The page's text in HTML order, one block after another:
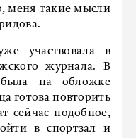
меня такие мысли
участвовала в
журнала. В
на обложке
готова повторить
сейчас подобное,
в спортзал и